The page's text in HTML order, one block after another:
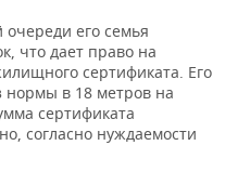
очереди его семья
что дает право на
сертификата. Его
нормы в 18 метров на
сертификата
согласно нуждаемости